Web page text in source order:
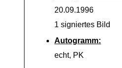
20.09.1996
1 signiertes Bild
Autogramm:
echt, PK